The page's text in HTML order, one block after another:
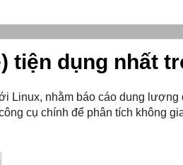
tiện dụng nhất
Linux, nhằm báo cáo dung
cụ chính để phân tích không